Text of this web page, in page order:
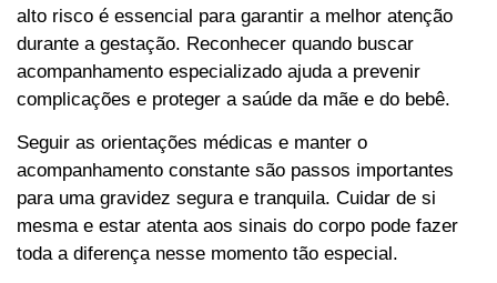
alto risco é essencial para garantir a melhor atenção
durante a gestação. Reconhecer quando buscar
acompanhamento especializado ajuda a prevenir
complicações e proteger a saúde da mãe e do bebê.
Seguir as orientações médicas e manter o
acompanhamento constante são passos importantes
para uma gravidez segura e tranquila. Cuidar de si
mesma e estar atenta aos sinais do corpo pode fazer
toda a diferença nesse momento tão especial.